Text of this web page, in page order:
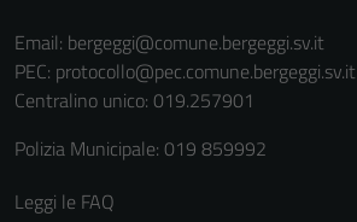
Email: bergeggi@comune.bergeggi.sv.it
PEC: protocollo@pec.comune.bergeggi.sv.it
Centralino unico: 019.257901
Polizia Municipale: 019 859992
Leggi le FAQ